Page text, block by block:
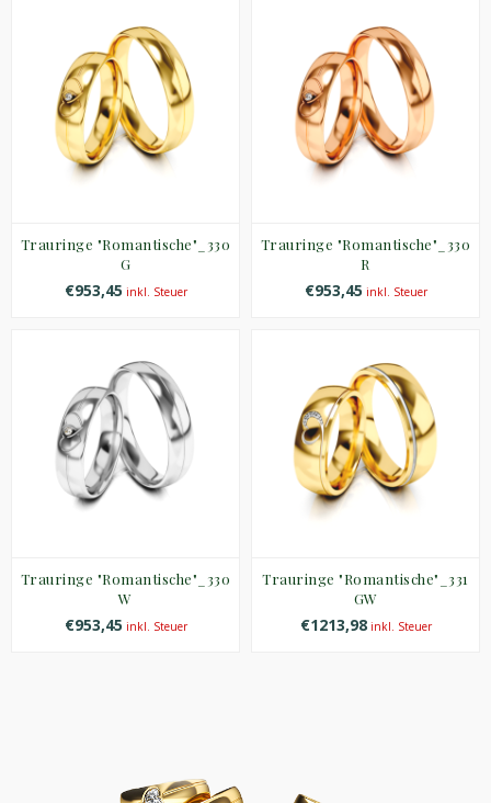
Trauringe "Romantische"_330
G
€953,45 inkl. Steuer
Trauringe "Romantische"_330
R
€953,45 inkl. Steuer
Trauringe "Romantische"_330
W
€953,45 inkl. Steuer
Trauringe "Romantische"_331
GW
€1213,98inkl. Steuer